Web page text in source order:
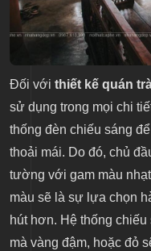
Đối với thiết kế quán
sử dụng trong mọi chi
thống đèn chiếu sáng
thoải mái. Do đó, chủ
tường với gam màu
màu sẽ là sự lựa chọn
hút hơn. Hệ thống
mà vàng đậm, hoặc đỏ